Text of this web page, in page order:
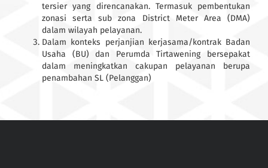
tersier yang direncanakan. Termasuk pembentukan
zonasi serta sub zona District Meter Area (DMA)
dalam wilayah pelayanan.
Dalam konteks perjanjian kerjasama/kontrak Badan
Usaha (BU) dan Perumda Tirtawening bersepakat
dalam meningkatkan cakupan pelayanan berupa
penambahan SL (Pelanggan)